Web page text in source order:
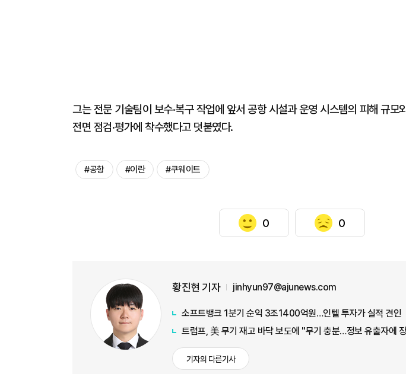
그는 전문 기술팀이 보수·복구 작업에 앞서 공항 시설과 운영 시스템의 피해 규모
전면 점검·평가에 착수했다고 덧붙였다.
#공항 #이란 #쿠웨이트
0 0
황진현 기자 jinhyun97@ajunews.com
소프트뱅크 1분기 순익 3조1400억원…인텔 투자가 실적 견인
트럼프, 美 무기 재고 바닥 보도에 "무기 충분…정보 유출자에
기자의 다른기사